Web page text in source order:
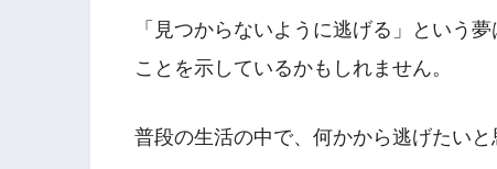
「見つからないように逃げる」という
ことを示しているかもしれません。
普段の生活の中で、何かから逃げたいと